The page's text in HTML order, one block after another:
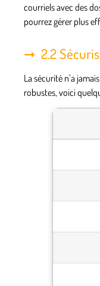
courriels avec des
pourrez gérer plus
2.2
La sécurité n’a
robustes, voici